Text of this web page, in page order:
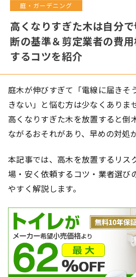
高くなりすぎた木は自分
断の基準＆剪定業者の費
するコツを紹介
庭・ガーデニング
庭木が伸びすぎて「電線に届きそ
きない」と悩む方は少なくありま
高くなりすぎた木を放置すると倒
ながるおそれがあり、早めの対処
本記事では、高木を放置するリス
場・安く依頼するコツ・業者選び
やすく解説します。